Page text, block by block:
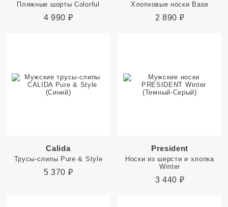
Пляжные шорты Colorful
4 990 ₽
Хлопковые носки Base
2 890 ₽
Calida
Трусы-слипы Pure & Style
5 370 ₽
President
Носки из шерсти и хлопка
Winter
3 440 ₽